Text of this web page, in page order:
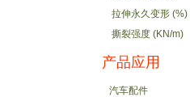
拉伸永久变形 (%)
撕裂强度 (KN/m)
产品应用
汽车配件